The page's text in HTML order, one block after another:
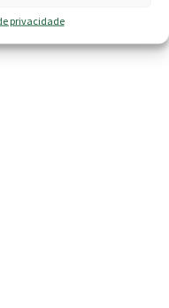
privacidade